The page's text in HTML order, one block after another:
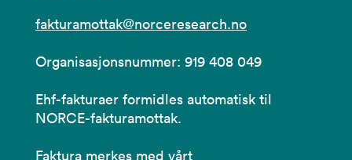
fakturamottak@norceresearch.no
Organisasjonsnummer: 919 408 049
Ehf-fakturaer formidles automatisk til
NORCE-fakturamottak.
Faktura merkes med vårt